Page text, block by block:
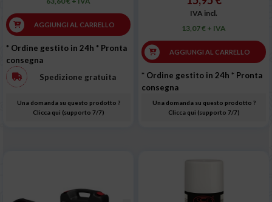
AGGIUNGI AL CARRELLO
* Ordine gestito in 24h * Pronta
consegna
Spedizione gratuita
Una domanda su questo prodotto ?
Clicca qui (supporto 7/7)
IVA incl.
13,07 € + IVA
AGGIUNGI AL CARRELLO
* Ordine gestito in 24h * Pronta
consegna
Una domanda su questo prodotto ?
Clicca qui (supporto 7/7)